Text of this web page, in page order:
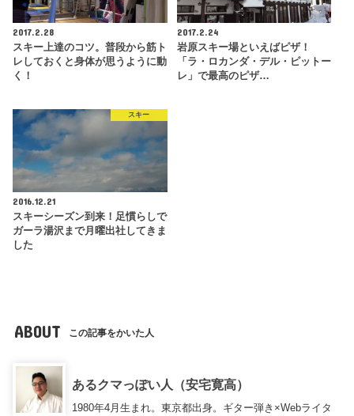
2017.2.28
スキー上達のコツ。普段から筋ト
レしておくと身体が思うように動
く！
2017.2.24
岩原スキー場といえばピザ！
「ラ・ロカンダ・デル・ピットー
レ」で最高のピザ…
スキー
2016.12.21
スキーシーズン到来！足慣らしで
ガーラ湯沢まで月曜出社してきま
した
ABOUT この記事をかいた人
あるクマっぽい人（安宅寛高）
1980年4月生まれ。東京都出身。ギター弾き×Webライタ